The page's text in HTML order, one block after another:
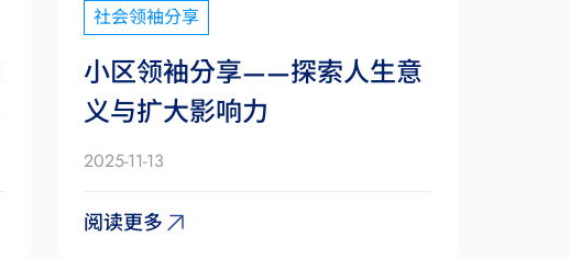
社会领袖分享
小区领袖分享——探索人生意
义与扩大影响力
2025-11-13
阅读更多